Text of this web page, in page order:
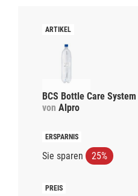
BCS Bottle Care
von Alpro
Sie sparen 25%